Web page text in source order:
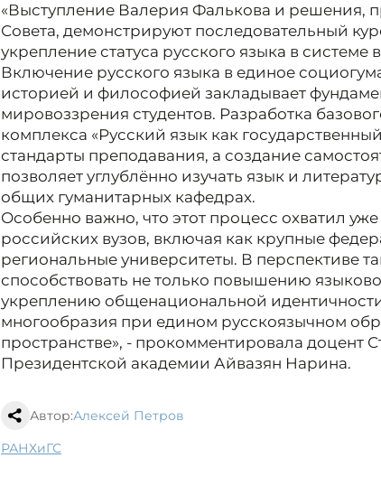
«Выступление Валерия Фалькова и решения,
Совета, демонстрируют последовательный
укрепление статуса русского языка в
Включение русского языка в единое
историей и философией закладывает
мировоззрения студентов. Разработка
комплекса «Русский язык как
стандарты преподавания, а создание
позволяет углублённо изучать язык и
общих гуманитарных кафедрах.
Особенно важно, что этот процесс охватил
российских вузов, включая как крупные
региональные университеты. В перспективе
способствовать не только повышению
укреплению общенациональной
многообразия при едином русскоязычном
пространстве», - прокомментировала доцент
Президентской академии Айвазян Нарина.
Автор:Алексей Петров
РАНХиГС